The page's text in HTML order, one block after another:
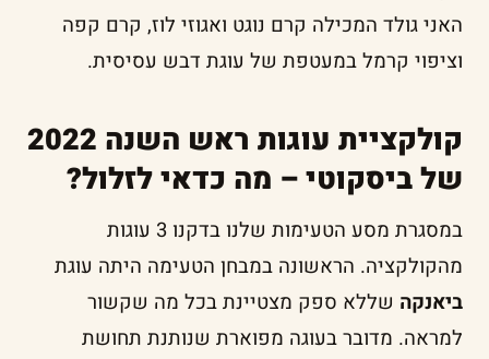
האני גולד המכילה קרם נוגט ואגוזי לוז, קרם קפה
וציפוי קרמל במעטפת של עוגת דבש עסיסית.
קולקציית עוגות ראש השנה 2022
של ביסקוטי – מה כדאי לזלול?
במסגרת מסע הטעימות שלנו בדקנו 3 עוגות
מהקולקציה. הראשונה במבחן הטעימה היתה עוגת
ביאנקה שללא ספק מצטיינת בכל מה שקשור
למראה. מדובר בעוגה מפוארת שנותנת תחושת